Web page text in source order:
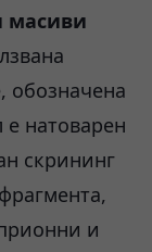
масиви
обозначена
натоварен
скрининг
и